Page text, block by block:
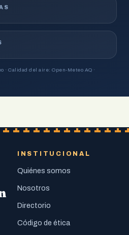
· Calidad del aire: Open-Meteo AQ ·
INSTITUCIONAL
Quiénes somos
Nosotros
Directorio
Código de ética